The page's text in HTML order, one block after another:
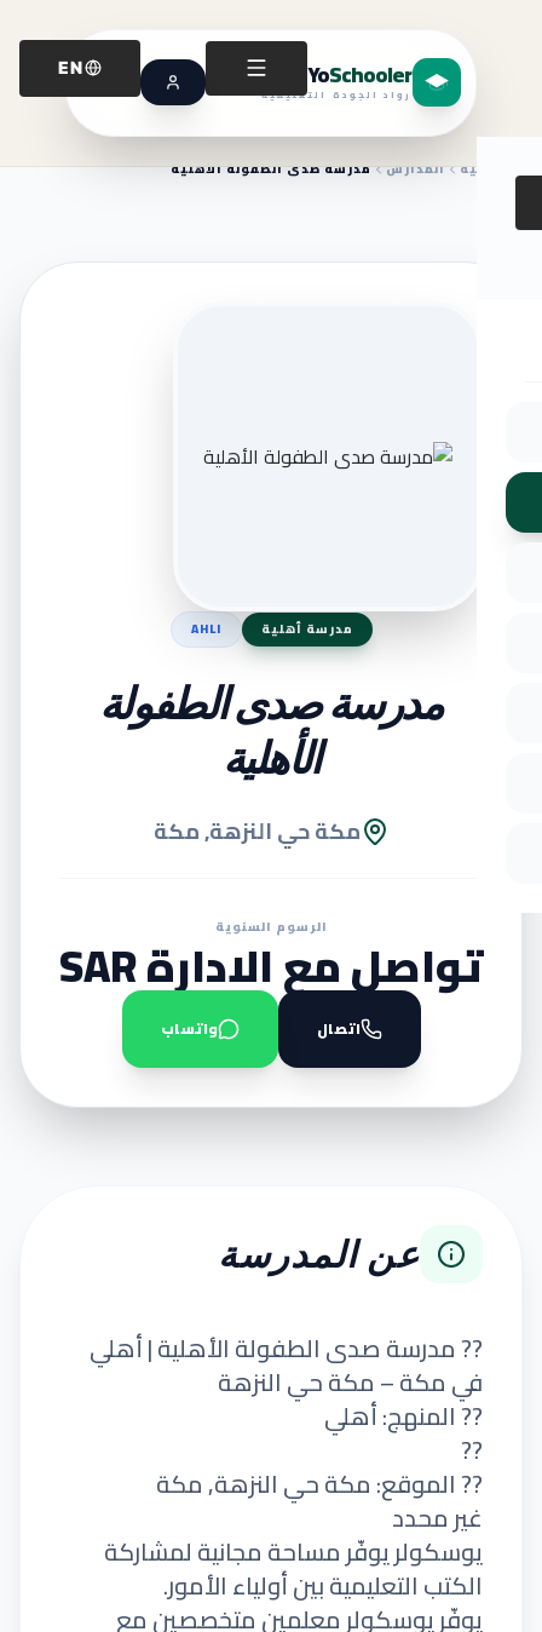
YoSchooler
رواد الجودة التعليمية
EN
الرئيسية المدارس مدرسة صدى الطفولة الأهلية
مدرسة أهلية AHLI
مدرسة صدى الطفولة
الأهلية
مكة حي النزهة, مكة
الرسوم السنوية
تواصل مع الادارة SAR
اتصال واتساب
عن المدرسة
?? مدرسة صدى الطفولة الأهلية | أهلي
في مكة – مكة حي النزهة
?? المنهج: أهلي
??
?? الموقع: مكة حي النزهة, مكة
غير محدد
يوسكولر يوفّر مساحة مجانية لمشاركة
الكتب التعليمية بين أولياء الأمور.
يوفّر يوسكولر معلمين متخصصين مع